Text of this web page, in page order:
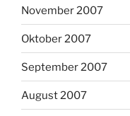
November 2007
Oktober 2007
September 2007
August 2007